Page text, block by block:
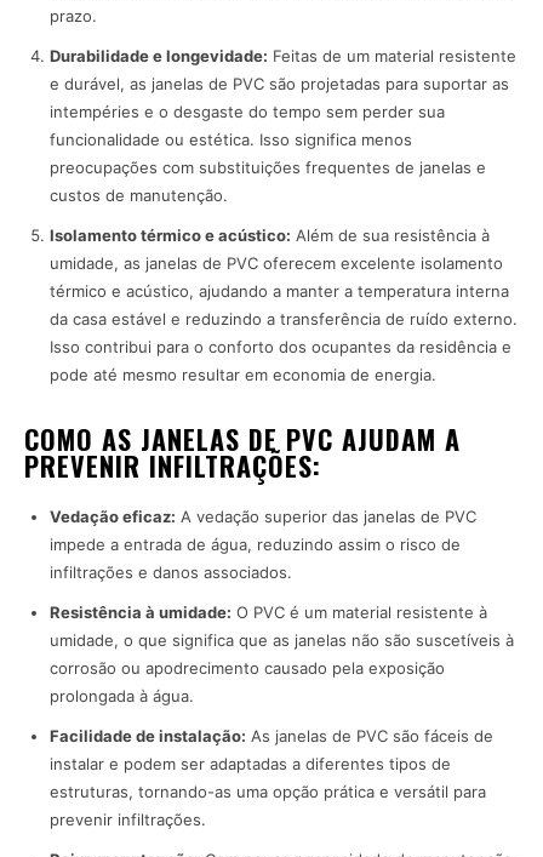
prazo.
Durabilidade e longevidade: Feitas de um material resistente
e durável, as janelas de PVC são projetadas para suportar as
intempéries e o desgaste do tempo sem perder sua
funcionalidade ou estética. Isso significa menos
preocupações com substituições frequentes de janelas e
custos de manutenção.
Isolamento térmico e acústico: Além de sua resistência à
umidade, as janelas de PVC oferecem excelente isolamento
térmico e acústico, ajudando a manter a temperatura interna
da casa estável e reduzindo a transferência de ruído externo.
Isso contribui para o conforto dos ocupantes da residência e
pode até mesmo resultar em economia de energia.
COMO AS JANELAS DE PVC AJUDAM A
PREVENIR INFILTRAÇÕES:
Vedação eficaz: A vedação superior das janelas de PVC
impede a entrada de água, reduzindo assim o risco de
infiltrações e danos associados.
Resistência à umidade: O PVC é um material resistente à
umidade, o que significa que as janelas não são suscetíveis à
corrosão ou apodrecimento causado pela exposição
prolongada à água.
Facilidade de instalação: As janelas de PVC são fáceis de
instalar e podem ser adaptadas a diferentes tipos de
estruturas, tornando-as uma opção prática e versátil para
prevenir infiltrações.